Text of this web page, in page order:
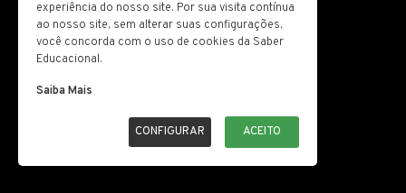
experiência do nosso site. Por sua visita contínua
ao nosso site, sem alterar suas configurações,
você concorda com o uso de cookies da Saber
Educacional.
Saiba Mais
CONFIGURAR ACEITO